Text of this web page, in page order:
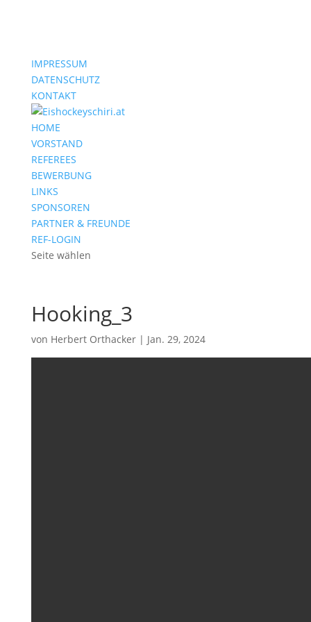
IMPRESSUM
DATENSCHUTZ
KONTAKT
HOME
VORSTAND
REFEREES
BEWERBUNG
LINKS
SPONSOREN
PARTNER & FREUNDE
REF-LOGIN
Seite wählen
Hooking_3
von Herbert Orthacker| Jan. 29, 2024